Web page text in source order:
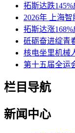
拓斯达跌
2026年 上海
拓斯达涨
砥砺奋进绽青
核电坐里机械
第十五届全运
栏目导航
新闻中心